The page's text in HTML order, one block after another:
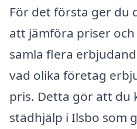
För det första ger du
att jämföra priser
samla flera
vad olika företag
pris. Detta gör att du
städhjälp i Ilsbo som